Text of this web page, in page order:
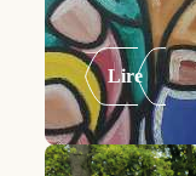
Lire